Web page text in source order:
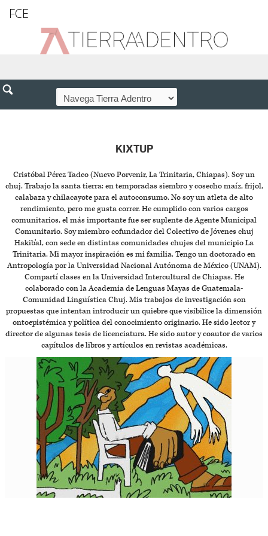
FCE
KIXTUP
Cristóbal Pérez Tadeo (Nuevo Porvenir, La Trinitaria, Chiapas). Soy un
chuj. Trabajo la santa tierra: en temporadas siembro y cosecho maíz, frijol,
calabaza y chilacayote para el autoconsumo. No soy un atleta de alto
rendimiento, pero me gusta correr. He cumplido con varios cargos
comunitarios, el más importante fue ser suplente de Agente Municipal
Comunitario. Soy miembro cofundador del Colectivo de Jóvenes chuj
Hakib’al, con sede en distintas comunidades chujes del municipio La
Trinitaria. Mi mayor inspiración es mi familia. Tengo un doctorado en
Antropología por la Universidad Nacional Autónoma de México (UNAM).
Compartí clases en la Universidad Intercultural de Chiapas. He
colaborado con la Academia de Lenguas Mayas de Guatemala-
Comunidad Lingüística Chuj. Mis trabajos de investigación son
propuestas que intentan introducir un quiebre que visibilice la dimensión
ontoepistémica y política del conocimiento originario. He sido lector y
director de algunas tesis de licenciatura. He sido autor y coautor de varios
capítulos de libros y artículos en revistas académicas.